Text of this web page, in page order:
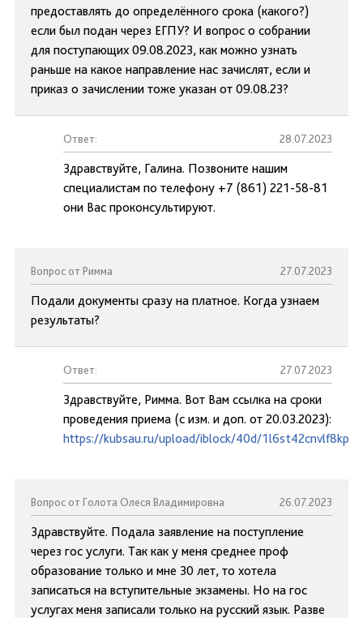
предоставлять до определённого срока (какого?)
если был подан через ЕГПУ? И вопрос о собрании
для поступающих 09.08.2023, как можно узнать
раньше на какое направление нас зачислят, если и
приказ о зачислении тоже указан от 09.08.23?
Ответ: 28.07.2023
Здравствуйте, Галина. Позвоните нашим
специалистам по телефону +7 (861) 221-58-81
они Вас проконсультируют.
Вопрос от Римма 27.07.2023
Подали документы сразу на платное. Когда узнаем
результаты?
Ответ: 27.07.2023
Здравствуйте, Римма. Вот Вам ссылка на сроки
проведения приема (с изм. и доп. от 20.03.2023):
https://kubsau.ru/upload/iblock/40d/
Вопрос от Голота Олеся Владимировна 26.07.2023
Здравствуйте. Подала заявление на поступление
через гос услуги. Так как у меня среднее проф
образование только и мне 30 лет, то хотела
записаться на вступительные экзамены. Но на гос
услугах меня записали только на русский язык. Разве